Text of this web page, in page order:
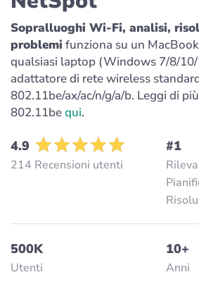
Sopralluoghi Wi-Fi, analisi,
problemi funziona su un
qualsiasi laptop (Windows 7/8/
adattatore di rete wireless
802.11be/ax/ac/n/g/a/b. Leggi di
802.11bequi.
4.9
214 Recensioni utenti
#1
500K
Utenti
10+
Anni